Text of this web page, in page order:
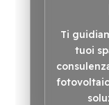
Ti
tuoi